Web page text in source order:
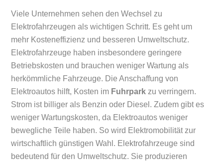
Viele Unternehmen sehen den Wechsel zu
Elektrofahrzeugen als wichtigen Schritt. Es geht um
mehr Kosteneffizienz und besseren Umweltschutz.
Elektrofahrzeuge haben insbesondere geringere
Betriebskosten und brauchen weniger Wartung als
herkömmliche Fahrzeuge. Die Anschaffung von
Elektroautos hilft, Kosten im Fuhrpark zu verringern.
Strom ist billiger als Benzin oder Diesel. Zudem gibt es
weniger Wartungskosten, da Elektroautos weniger
bewegliche Teile haben. So wird Elektromobilität zur
wirtschaftlich günstigen Wahl. Elektrofahrzeuge sind
bedeutend für den Umweltschutz. Sie produzieren